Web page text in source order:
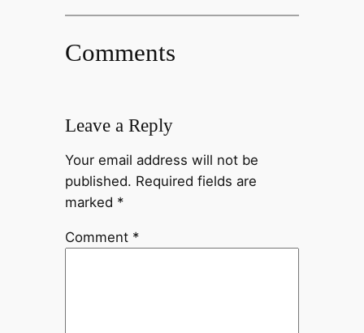
Comments
Leave a Reply
Your email address will not be
published. Required fields are
marked *
Comment *